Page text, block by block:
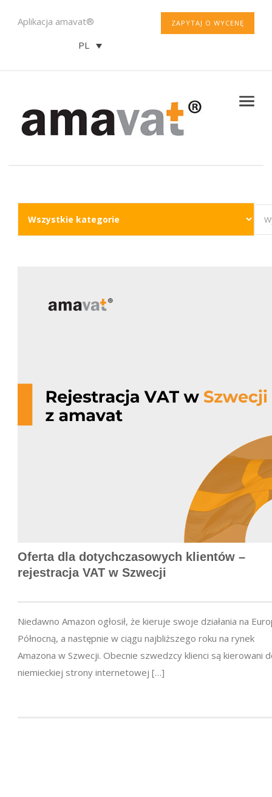
ZAPYTAJ O WYCENĘ
Aplikacja amavat®
PL
Oferta dla dotychczasowych klientów –
rejestracja VAT w Szwecji
Niedawno Amazon ogłosił, że kieruje swoje działania na
Północną, a następnie w ciągu najbliższego roku na rynek
Amazona w Szwecji. Obecnie szwedzcy klienci są kierowani
niemieckiej strony internetowej […]